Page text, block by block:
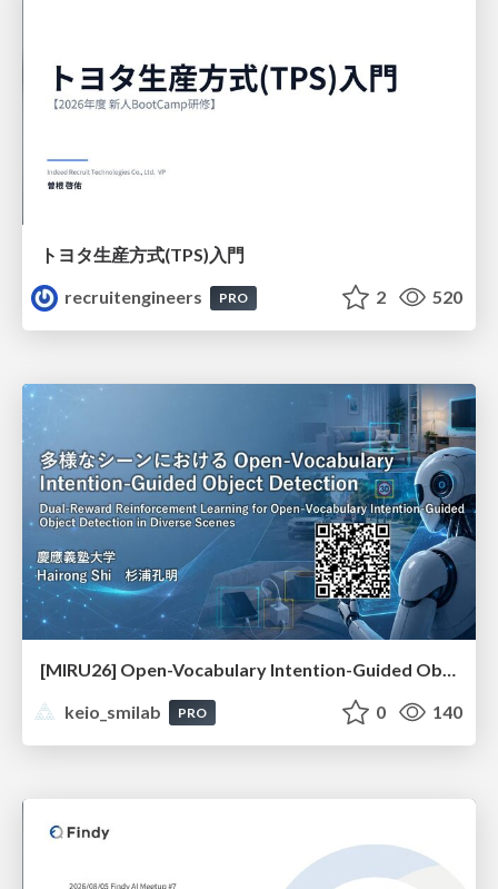
トヨタ⽣産⽅式(TPS)⼊⾨
recruitengineers
PRO 2 520
keio_smilab
PRO 0 140